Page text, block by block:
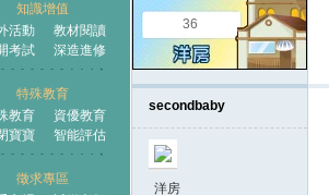
知識增值
活動
教材閱讀
考試
深造進修
特殊教育
教育
資優教育
寶寶
智能評估
徵求專區
36
secondbaby
洋房